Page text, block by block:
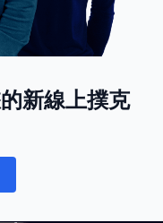
新線上撲克